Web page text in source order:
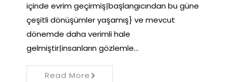
içinde evrim geçirmiş|başlangıcından bu güne
çeşitli dönüşümler yaşamış} ve mevcut
dönemde daha verimli hale
gelmiştir|insanların gözlemle…
Read More